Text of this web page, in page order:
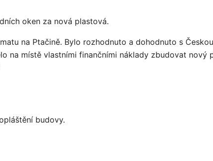
oken za nová plastová.
na Ptačině. Bylo rozhodnuto a dohodnuto s
na místě vlastními finančními náklady zbudovat nový
budovy.